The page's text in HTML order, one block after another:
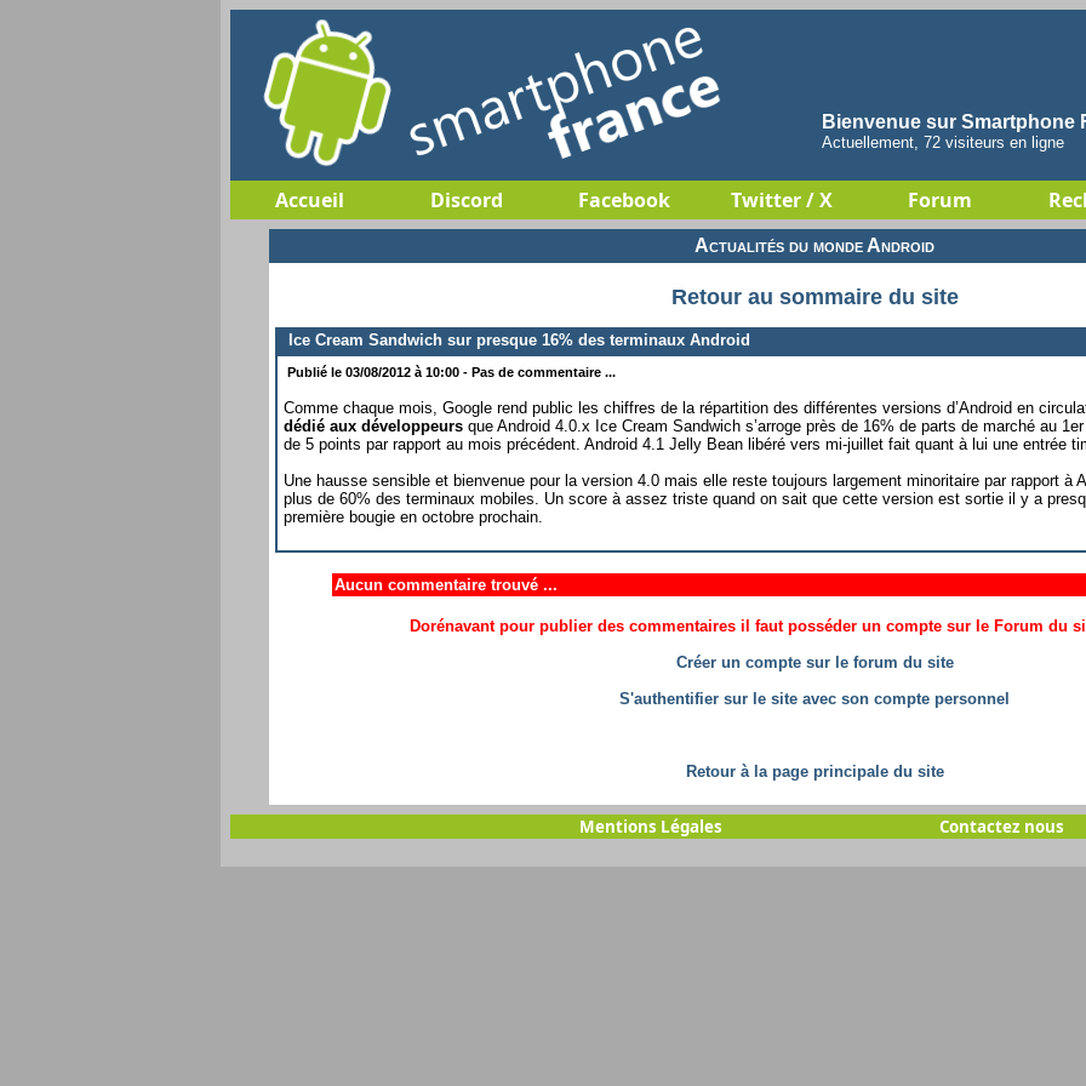
Bienvenue sur Smartphone
Actuellement, 72 visiteurs en ligne
Accueil Discord Facebook Twitter / X Forum
Actualités du monde Android
Retour au sommaire du site
Ice Cream Sandwich sur presque 16% des terminaux Android
Publié le 03/08/2012 à 10:00 - Pas de commentaire ...
Comme chaque mois, Google rend public les chiffres de la répartition des différentes versions d’Android en
dédié aux développeurs que Android 4.0.x Ice Cream Sandwich s’arroge près de 16% de parts de marché au
de 5 points par rapport au mois précédent. Android 4.1 Jelly Bean libéré vers mi-juillet fait quant à lui une entrée
Une hausse sensible et bienvenue pour la version 4.0 mais elle reste toujours largement minoritaire par rapport à
plus de 60% des terminaux mobiles. Un score à assez triste quand on sait que cette version est sortie il y a
première bougie en octobre prochain.
Aucun commentaire trouvé ...
Dorénavant pour publier des commentaires il faut posséder un compte sur le Forum du
Créer un compte sur le forum du site
S'authentifier sur le site avec son compte personnel
Retour à la page principale du site
Mentions Légales Contactez nous